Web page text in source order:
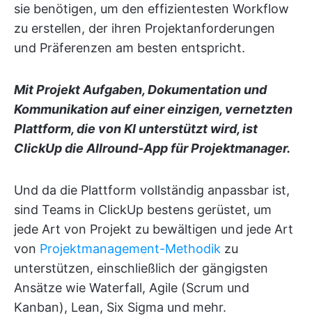
sie benötigen, um den effizientesten Workflow
zu erstellen, der ihren Projektanforderungen
und Präferenzen am besten entspricht.
Mit Projekt Aufgaben, Dokumentation und
Kommunikation auf einer einzigen, vernetzten
Plattform, die von KI unterstützt wird, ist
ClickUp die Allround-App für Projektmanager.
Und da die Plattform vollständig anpassbar ist,
sind Teams in ClickUp bestens gerüstet, um
jede Art von Projekt zu bewältigen und jede Art
von Projektmanagement-Methodik zu
unterstützen, einschließlich der gängigsten
Ansätze wie Waterfall, Agile (Scrum und
Kanban), Lean, Six Sigma und mehr.